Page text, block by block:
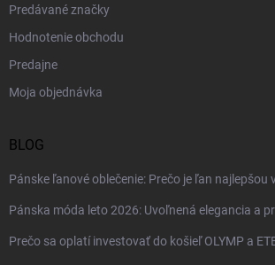
Predávané značky
Hodnotenie obchodu
Predajne
Moja objednávka
BLOG
Pánske ľanové oblečenie: Prečo je ľan najlepšou
Pánska móda leto 2026: Uvoľnená elegancia a
Prečo sa oplatí investovať do košieľ OLYMP a